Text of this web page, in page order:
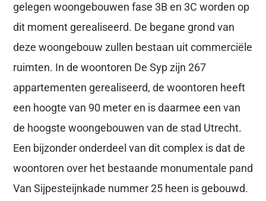
gelegen woongebouwen fase 3B en 3C worden op
dit moment gerealiseerd. De begane grond van
deze woongebouw zullen bestaan uit commerciële
ruimten. In de woontoren De Syp zijn 267
appartementen gerealiseerd, de woontoren heeft
een hoogte van 90 meter en is daarmee een van
de hoogste woongebouwen van de stad Utrecht.
Een bijzonder onderdeel van dit complex is dat de
woontoren over het bestaande monumentale pand
Van Sijpesteijnkade nummer 25 heen is gebouwd.